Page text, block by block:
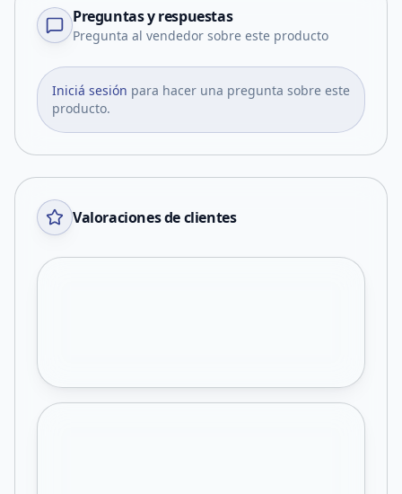
Preguntas y respuestas
Pregunta al vendedor sobre este producto
Iniciá sesión para hacer una pregunta sobre este
producto.
Valoraciones de clientes